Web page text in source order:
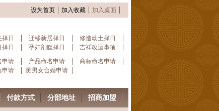
设为首页 加入收藏 加入桌面
日 迁移新居择日
修造动土择日
日 孕妇剖腹择日
吉祥改运事项
申请 产品命名申请
商标命名申请
申请 测男女合婚申请
付款方式 分部地址 招商加盟